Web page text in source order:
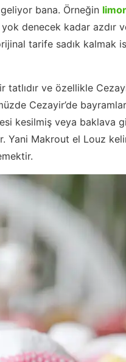
bana. Örneğin
denecek kadar azdır
tarife sadık kalmak
ve özellikle
Cezayir’de
kesilmiş veya baklava
Yani Makrout el Louz